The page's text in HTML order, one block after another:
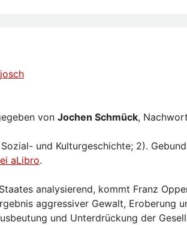
von Jochen Schmück,
und Kulturgeschichte; 2).
aLibro.
analysierend, kommt Franz
aggressiver Gewalt, Eroberung
und Unterdrückung der